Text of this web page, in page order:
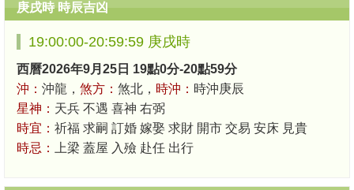
庚戌時 時辰吉凶
19:00:00-20:59:59 庚戌時
西曆2026年9月25日 19點0分-20點59分
沖： 沖龍， 煞方： 煞北， 時沖： 時沖庚辰
星神： 天兵 不遇 喜神 右弼
時宜： 祈福 求嗣 訂婚 嫁娶 求財 開市 交易 安床 見貴
時忌：
上梁 蓋屋 入殮 赴任 出行